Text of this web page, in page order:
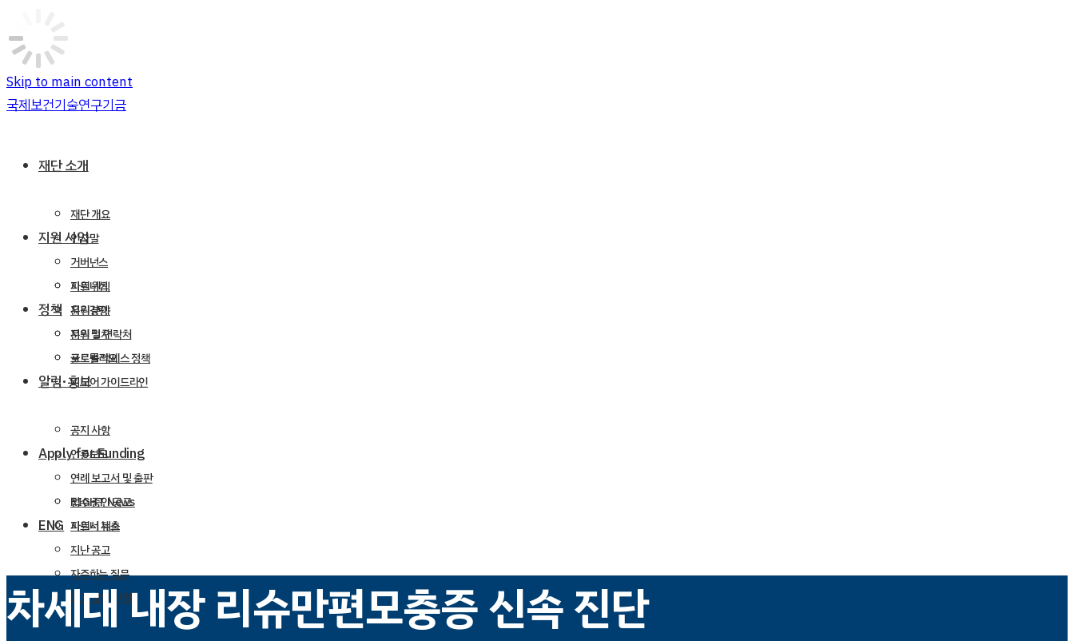
Skip to main content
국제보건기술연구기금
재단 소개
재단 개요
인사말
거버넌스
파트너십
윤리강령
문의 및 연락처
지원 사업
지원 원칙
지원 분야
지원 절차
포트폴리오
정책
글로벌 액세스 정책
미디어 가이드라인
알림·홍보
공지 사항
언론보도
연례 보고서 및 출판
RIGHT News
파트너 뉴스
Apply for Funding
접수 중인 공고
지원서 제출
지난 공고
자주하는 질문
공고 알림 신청
ENG
차세대 내장 리슈만편모충증 신속 진단